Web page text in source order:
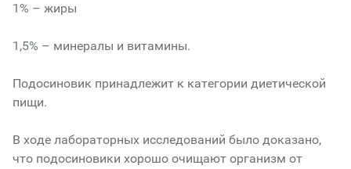
1% – жиры
1,5% – минералы и витамины.
Подосиновик принадлежит к категории диетической
пищи.
В ходе лабораторных исследований было доказано,
что подосиновики хорошо очищают организм от